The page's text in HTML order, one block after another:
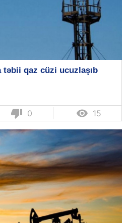
təbii qaz cüzi ucuzlaşıb
thumb_down 0  15